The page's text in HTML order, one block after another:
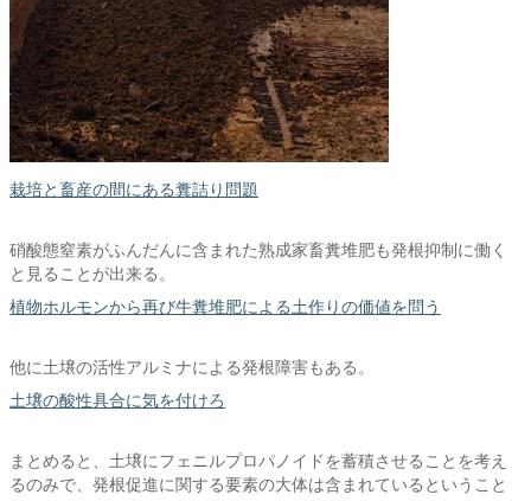
栽培と畜産の間にある糞詰り問題
硝酸態窒素がふんだんに含まれた熟成家畜糞堆肥も発根抑制に働く
と見ることが出来る。
植物ホルモンから再び牛糞堆肥による土作りの価値を問う
他に土壌の活性アルミナによる発根障害もある。
土壌の酸性具合に気を付けろ
まとめると、土壌にフェニルプロパノイドを蓄積させることを考え
るのみで、発根促進に関する要素の大体は含まれているということ